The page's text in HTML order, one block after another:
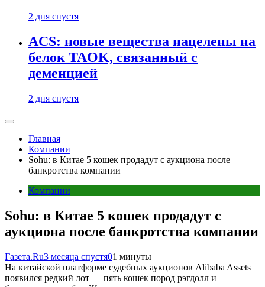
2 дня спустя
ACS: новые вещества нацелены на
белок TAOK, связанный с
деменцией
2 дня спустя
Главная
Компании
Sohu: в Китае 5 кошек продадут с аукциона после
банкротства компании
Компании
Sohu: в Китае 5 кошек продадут с
аукциона после банкротства компании
Газета.Ru3 месяца спустя01 минуты
На китайской платформе судебных аукционов Alibaba Assets
появился редкий лот — пять кошек пород рэгдолл и